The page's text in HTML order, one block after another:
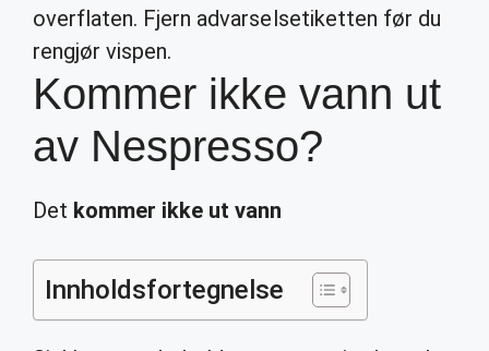
overflaten. Fjern advarselsetiketten før du
rengjør vispen.
Kommer ikke vann ut
av Nespresso?
Det kommer ikke ut vann
Innholdsfortegnelse